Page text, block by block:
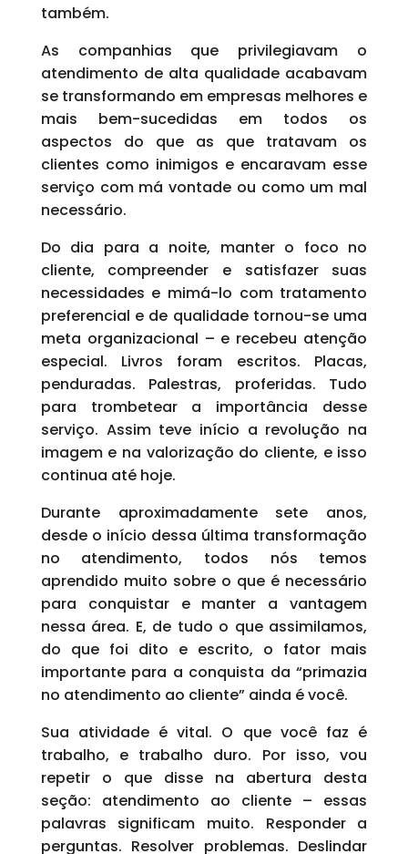
também.
As companhias que privilegiavam o
atendimento de alta qualidade acabavam
se transformando em empresas melhores e
mais bem-sucedidas em todos os
aspectos do que as que tratavam os
clientes como inimigos e encaravam esse
serviço com má vontade ou como um mal
necessário.
Do dia para a noite, manter o foco no
cliente, compreender e satisfazer suas
necessidades e mimá-lo com tratamento
preferencial e de qualidade tornou-se uma
meta organizacional – e recebeu atenção
especial. Livros foram escritos. Placas,
penduradas. Palestras, proferidas. Tudo
para trombetear a importância desse
serviço. Assim teve início a revolução na
imagem e na valorização do cliente, e isso
continua até hoje.
Durante aproximadamente sete anos,
desde o início dessa última transformação
no atendimento, todos nós temos
aprendido muito sobre o que é necessário
para conquistar e manter a vantagem
nessa área. E, de tudo o que assimilamos,
do que foi dito e escrito, o fator mais
importante para a conquista da “primazia
no atendimento ao cliente” ainda é você.
Sua atividade é vital. O que você faz é
trabalho, e trabalho duro. Por isso, vou
repetir o que disse na abertura desta
seção: atendimento ao cliente – essas
palavras significam muito. Responder a
perguntas. Resolver problemas. Deslindar